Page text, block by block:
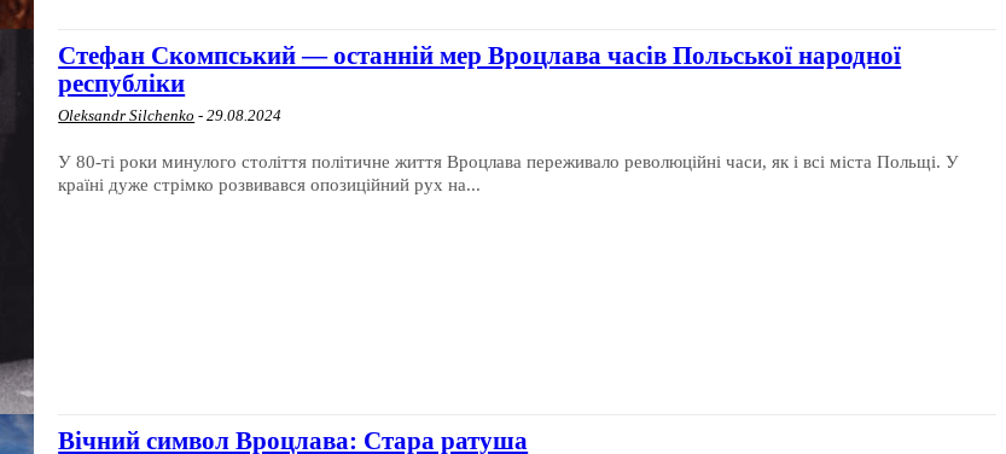
Стефан Скомпський — останній мер Вроцлава часів Польської народної
республіки
Oleksandr Silchenko - 29.08.2024
У 80-ті роки минулого століття політичне життя Вроцлава переживало революційні часи, як і всі міста Польщі. У
країні дуже стрімко розвивався опозиційний рух на...
Вічний символ Вроцлава: Стара ратуша